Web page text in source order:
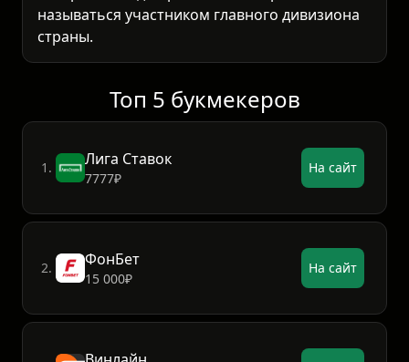
называться участником главного дивизиона
страны.
Топ 5 букмекеров
1. Лига Ставок
7777₽
На сайт
2. ФонБет
15 000₽
На сайт